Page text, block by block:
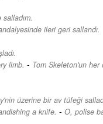
ileri geri sallandı.
limb. - Tom Skeleton'un her
üzerine bir av tüfeği
a knife. - O, polise